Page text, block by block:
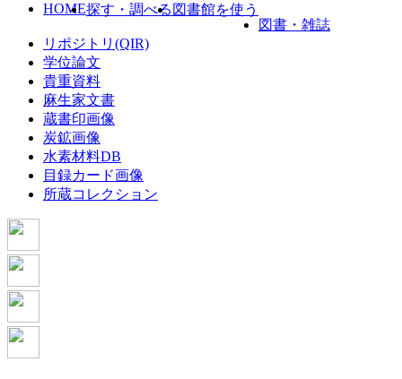
HOME探す・調べる 図書館を使う
図書・雑誌
リポジトリ(QIR)
学位論文
貴重資料
麻生家文書
蔵書印画像
炭鉱画像
水素材料DB
目録カード画像
所蔵コレクション